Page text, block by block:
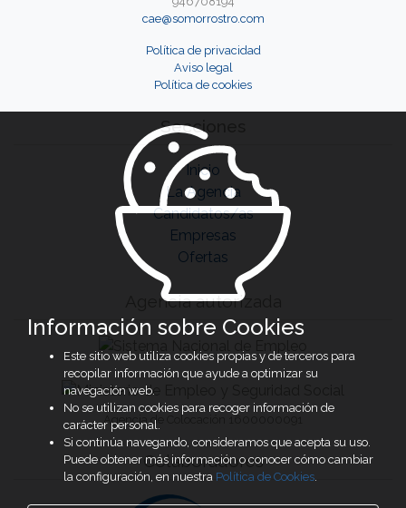
cae@somorrostro.com
Política de privacidad
Aviso legal
Política de cookies
Secciones
Inicio
La Agencia
Candidatos/as
Empresas
Ofertas
Agencia autorizada
Agencia de Colocación 1600000091
Colaboradores
Información sobre Cookies
Este sitio web utiliza cookies propias y de terceros para
recopilar información que ayude a optimizar su
navegación web.
No se utilizan cookies para recoger información de
carácter personal.
Si continúa navegando, consideramos que acepta su uso.
Puede obtener más información o conocer cómo cambiar
la configuración, en nuestra Política de Cookies.